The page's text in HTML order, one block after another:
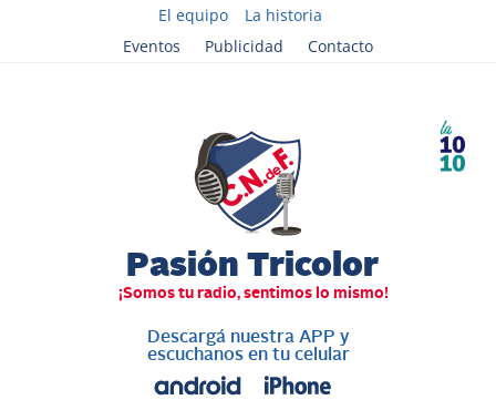
El equipo
La historia
Eventos
Publicidad Contacto
Descargá nuestra APP y
escuchanos en tu celular